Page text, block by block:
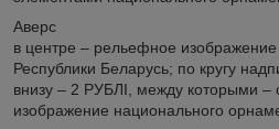
Аверс
в центре – рельефное изображение
Республики Беларусь; по кругу
внизу – 2 РУБЛI, между которыми –
изображение национального